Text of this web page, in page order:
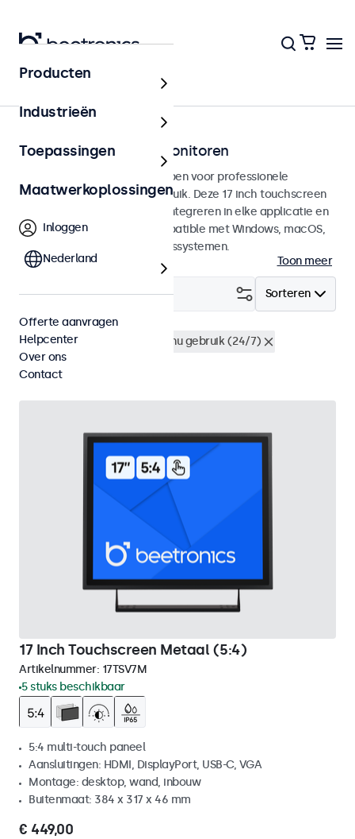
Touchscreens
17 inch touchscreen monitoren
17 inch touchscreens ontworpen voor professionele
toepassingen en continu gebruik. Deze 17 inch touchscreen
monitoren zijn eenvoudig te integreren in elke applicatie en
iedere omgeving en zijn compatible met Windows, macOS,
ChromeOS en Linux besturingssystemen.
Toon meer
Sorteren
Filter (3)
17 inch touchscreens
Continu gebruik (24/7)
Wis alle filters
17 Inch Touchscreen Metaal (5:4)
Artikelnummer: 17TSV7M
5 stuks beschikbaar
5:4 multi-touch paneel
Aansluitingen: HDMI, DisplayPort, USB-C, VGA
Montage: desktop, wand, inbouw
Buitenmaat: 384 x 317 x 46 mm
€ 449,00
Producten
Industrieën
Toepassingen
Maatwerkoplossingen
Inloggen
Nederland
Offerte aanvragen
Helpcenter
Over ons
Contact